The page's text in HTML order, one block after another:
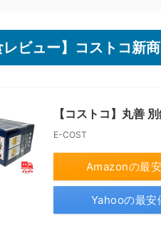
レビュー】コストコ新
【コストコ】丸善
E-COST
Amazonの最
Yahooの最安